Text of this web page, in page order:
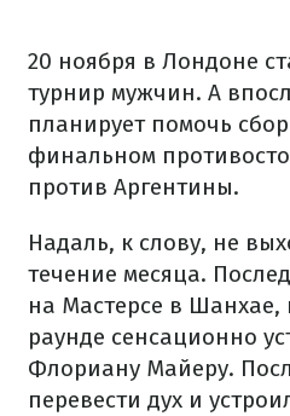
20 ноября в Лондоне
турнир мужчин. А
планирует помочь
финальном
против Аргентины.
Надаль, к слову, не
течение месяца.
на Мастерсе в Шанхае,
раунде сенсационно
Флориану Майеру.
перевести дух и